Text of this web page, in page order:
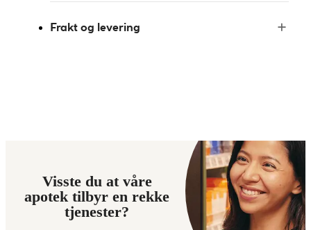
Frakt og levering
Visste du at våre
apotek tilbyr en rekke
tjenester?